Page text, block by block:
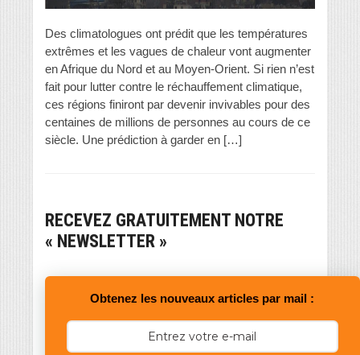
Des climatologues ont prédit que les températures
extrêmes et les vagues de chaleur vont augmenter
en Afrique du Nord et au Moyen-Orient. Si rien n’est
fait pour lutter contre le réchauffement climatique,
ces régions finiront par devenir invivables pour des
centaines de millions de personnes au cours de ce
siècle. Une prédiction à garder en […]
RECEVEZ GRATUITEMENT NOTRE
« NEWSLETTER »
Obtenez les nouveaux articles par mail :